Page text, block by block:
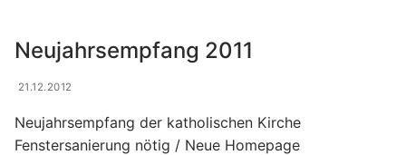
Neujahrsempfang 2011
21.12.2012
Neujahrsempfang der katholischen Kirche
Fenstersanierung nötig / Neue Homepage